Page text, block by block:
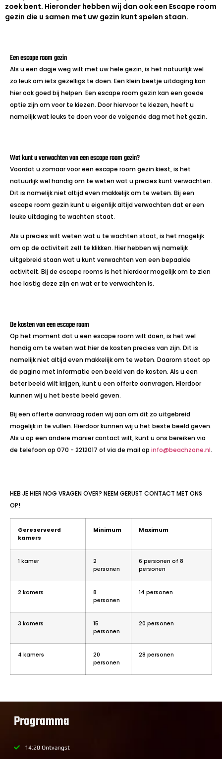
zoek bent. Hieronder hebben wij dan ook een Escape room
gezin die u samen met uw gezin kunt spelen staan.
Een escape room gezin
Als u een dagje weg wilt met uw hele gezin, is het natuurlijk wel
zo leuk om iets gezelligs te doen. Een klein beetje uitdaging kan
hier ook goed bij helpen. Een escape room gezin kan een goede
optie zijn om voor te kiezen. Door hiervoor te kiezen, heeft u
namelijk wat leuks te doen voor de volgende dag met het gezin.
Wat kunt u verwachten van een escape room gezin?
Voordat u zomaar voor een escape room gezin kiest, is het
natuurlijk wel handig om te weten wat u precies kunt verwachten.
Dit is namelijk niet altijd even makkelijk om te weten. Bij een
escape room gezin kunt u eigenlijk altijd verwachten dat er een
leuke uitdaging te wachten staat.
Als u precies wilt weten wat u te wachten staat, is het mogelijk
om op de activiteit zelf te klikken. Hier hebben wij namelijk
uitgebreid staan wat u kunt verwachten van een bepaalde
activiteit. Bij de escape rooms is het hierdoor mogelijk om te zien
hoe lastig deze zijn en wat er te verwachten is.
De kosten van een escape room
Op het moment dat u een escape room wilt doen, is het wel
handig om te weten wat hier de kosten precies van zijn. Dit is
namelijk niet altijd even makkelijk om te weten. Daarom staat op
de pagina met informatie een beeld van de kosten. Als u een
beter beeld wilt krijgen, kunt u een offerte aanvragen. Hierdoor
kunnen wij u het beste beeld geven.
Bij een offerte aanvraag raden wij aan om dit zo uitgebreid
mogelijk in te vullen. Hierdoor kunnen wij u het beste beeld geven.
Als u op een andere manier contact wilt, kunt u ons bereiken via
de telefoon op 070 - 2212017 of via de mail op info@beachzone.nl.
HEB JE HIER NOG VRAGEN OVER? NEEM GERUST CONTACT MET ONS
OP!
Gereserveerd
kamers
Minimum Maximum
1 kamer
2
personen
6 personen of 8
personen
2 kamers
8
personen
14 personen
3 kamers
15
personen
20 personen
4 kamers
20
personen
28 personen
Programma
14:20 Ontvangst